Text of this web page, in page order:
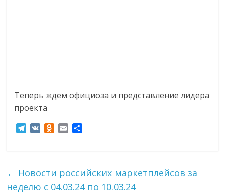
Теперь ждем официоза и представление лидера
проекта
T
r
a
O
l
a
в
и
← Новости российских маркетплейсов за
неделю с 04.03.24 по 10.03.24